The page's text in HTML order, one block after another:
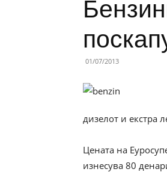
01/07/2013
дизелот и екстра
Цената на
изнесува 80